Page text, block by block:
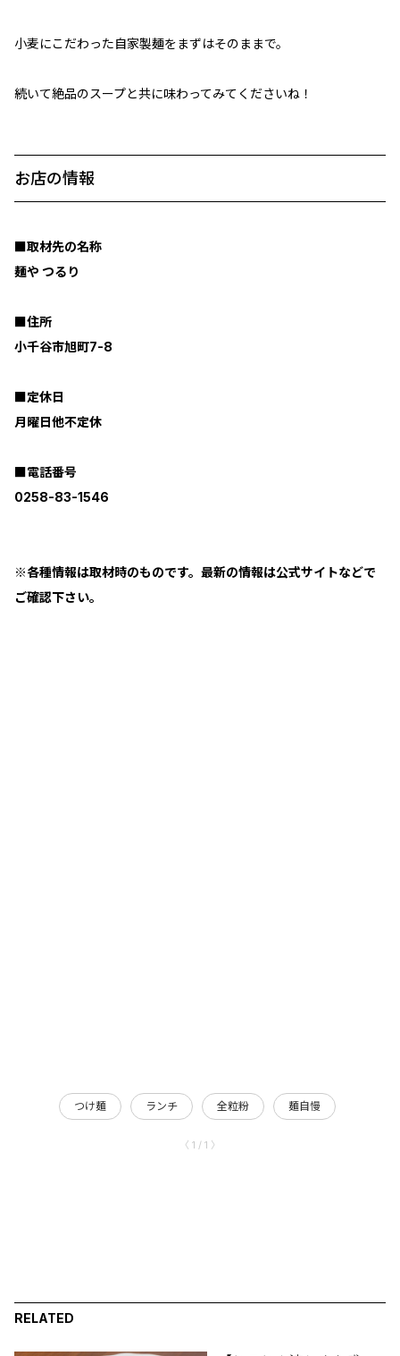
小麦にこだわった自家製麺をまずはそのままで。
続いて絶品のスープと共に味わってみてくださいね！
お店の情報
■取材先の名称
麺や つるり
■住所
小千谷市旭町7-8
■定休日
月曜日他不定休
■電話番号
0258-83-1546
※各種情報は取材時のものです。最新の情報は公式サイトなどで
ご確認下さい。
つけ麺 ランチ 全粒粉 麺自慢
〈 1 / 1 〉
RELATED